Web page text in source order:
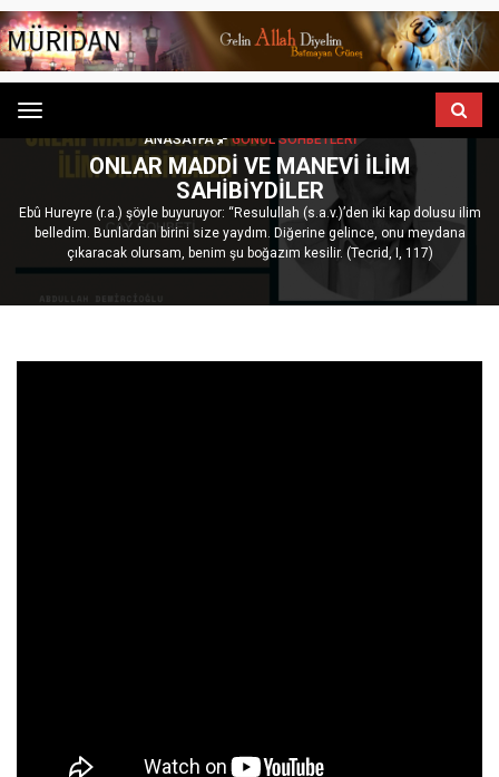
Menu
ANASAYFA GÖNÜL SOHBETLERI
ONLAR MADDI VE MANEVI İLIM
SAHIBIYDILER
Ebû Hureyre (r.a.) şöyle buyuruyor: “Resulullah (s.a.v.)’den iki kap dolusu ilim
belledim. Bunlardan birini size yaydım. Diğerine gelince, onu meydana
çıkaracak olursam, benim şu boğazım kesilir. (Tecrid, I, 117)